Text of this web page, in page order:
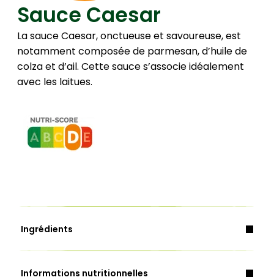
Sauce Caesar
La sauce Caesar, onctueuse et savoureuse, est
notamment composée de parmesan, d’huile de
colza et d’ail. Cette sauce s’associe idéalement
avec les laitues.
Ingrédients
Informations nutritionnelles